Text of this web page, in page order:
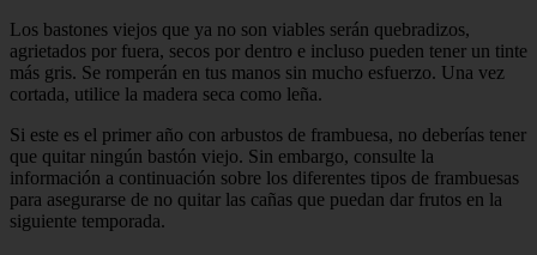
Los bastones viejos que ya no son viables serán quebradizos,
agrietados por fuera, secos por dentro e incluso pueden tener un tinte
más gris. Se romperán en tus manos sin mucho esfuerzo. Una vez
cortada, utilice la madera seca como leña.
Si este es el primer año con arbustos de frambuesa, no deberías tener
que quitar ningún bastón viejo. Sin embargo, consulte la
información a continuación sobre los diferentes tipos de frambuesas
para asegurarse de no quitar las cañas que puedan dar frutos en la
siguiente temporada.